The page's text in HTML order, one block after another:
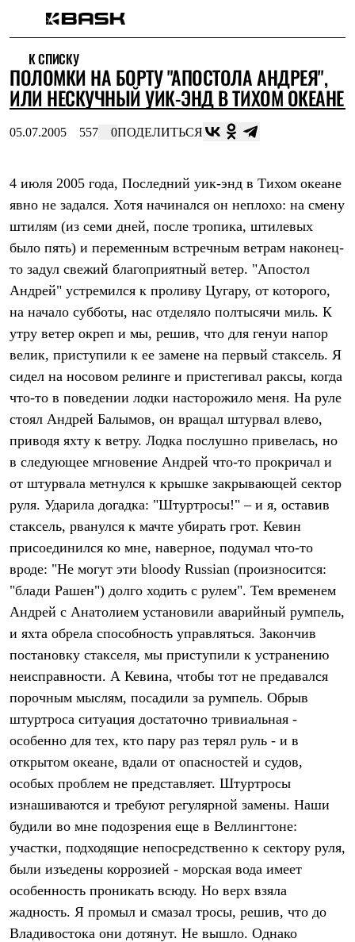
Интернет-магазин
Мужская одежда
Утепленная пухом
Куртки
Жилеты
Куртки
Штормовая одежда
Куртки
Брюки
Софтшелл одежда
Куртки
Брюки
Флисовая одежда
Куртки
Брюки
Термобелье
Теплое термобелье
Легкое термобелье
Лёгкая одежда
Футболки
Рубашки
Толстовки
Брюки
Женская одежда
Утепленная пухом
Брюки
Жилеты
Утепленная синтетикой
Брюки
Штормовая одежда
Софтшелл одежда
Куртки
Брюки
Лёгкая одежда
Рубашки
Футболки
Брюки
Термобелье
Среднее термобелье
Легкое термобелье
Флисовая одежда
Куртки
Брюки
Детская одежда
Утепленная пухом
Комбинезоны
Куртки
К СПИСКУ
ПОЛОМКИ НА БОРТУ "АПОСТОЛА АНДРЕЯ",
ИЛИ НЕСКУЧНЫЙ УИК-ЭНД В ТИХОМ ОКЕАНЕ
05.07.2005 557 0ПОДЕЛИТЬСЯ
4 июля 2005 года, Последний уик-энд в Тихом океане
явно не задался. Хотя начинался он неплохо: на смену
штилям (из семи дней, после тропика, штилевых
было пять) и переменным встречным ветрам наконец-
то задул свежий благоприятный ветер. "Апостол
Андрей" устремился к проливу Цугару, от которого,
на начало субботы, нас отделяло полтысячи миль. К
утру ветер окреп и мы, решив, что для генуи напор
велик, приступили к ее замене на первый стаксель. Я
сидел на носовом релинге и пристегивал раксы, когда
что-то в поведении лодки насторожило меня. На руле
стоял Андрей Балымов, он вращал штурвал влево,
приводя яхту к ветру. Лодка послушно привелась, но
в следующее мгновение Андрей что-то прокричал и
от штурвала метнулся к крышке закрывающей сектор
руля. Ударила догадка: "Штуртросы!" – и я, оставив
стаксель, рванулся к мачте убирать грот. Кевин
присоединился ко мне, наверное, подумал что-то
вроде: "Не могут эти bloody Russian (произносится:
"блади Рашен") долго ходить с рулем". Тем временем
Андрей с Анатолием установили аварийный румпель,
и яхта обрела способность управляться. Закончив
постановку стакселя, мы приступили к устранению
неисправности. А Кевина, чтобы тот не предавался
порочным мыслям, посадили за румпель. Обрыв
штуртроса ситуация достаточно тривиальная -
особенно для тех, кто пару раз терял руль - и в
открытом океане, вдали от опасностей и судов,
особых проблем не представляет. Штуртросы
изнашиваются и требуют регулярной замены. Наши
будили во мне подозрения еще в Веллингтоне:
участки, подходящие непосредственно к сектору руля,
были изъедены коррозией - морская вода имеет
особенность проникать всюду. Но верх взяла
жадность. Я промыл и смазал тросы, решив, что до
Владивостока они дотянут. Не вышло. Однако